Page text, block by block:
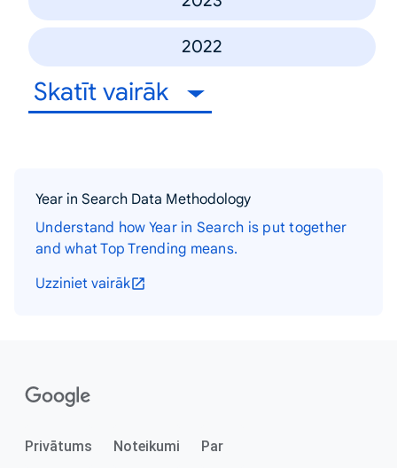
2022
Skatīt vairāk
Year in Search Data Methodology
Understand how Year in Search is put together
and what Top Trending means.
Uzziniet vairāk
Privātums Noteikumi Par